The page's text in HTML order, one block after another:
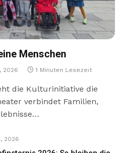
Menschen
2026 1 Minuten Lesezeit
die Kulturinitiative die
verbindet Familien,
2026